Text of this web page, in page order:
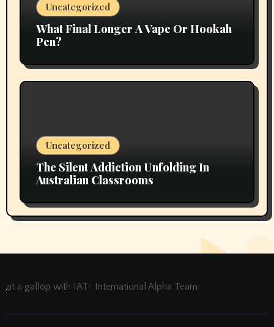
Uncategorized
What Final Longer A Vape Or Hookah
Pen?
Uncategorized
The Silent Addiction Unfolding In
Australian Classrooms
at a gallop with IAT- International Alpha Team